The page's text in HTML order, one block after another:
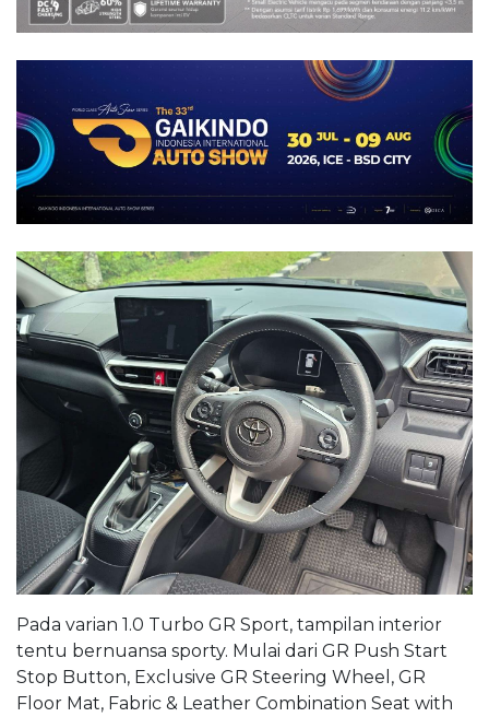
Pada varian 1.0 Turbo GR Sport, tampilan interior
tentu bernuansa sporty. Mulai dari GR Push Start
Stop Button, Exclusive GR Steering Wheel, GR
Floor Mat, Fabric & Leather Combination Seat with